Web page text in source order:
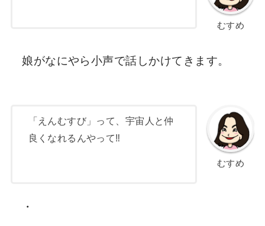
むすめ
娘がなにやら小声で話しかけてきます。
むすめ
「えんむすび」って、宇宙人と仲
良くなれるんやって‼︎
・